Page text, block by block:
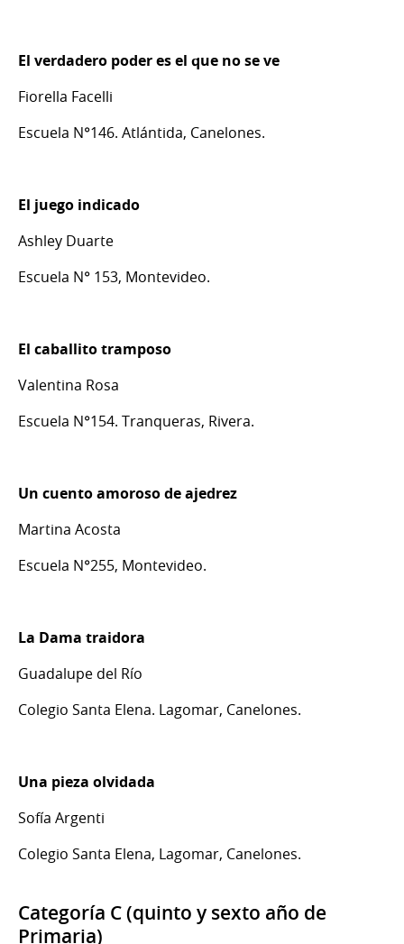
El verdadero poder es el que no se ve
Fiorella Facelli
Escuela N°146. Atlántida, Canelones.
El juego indicado
Ashley Duarte
Escuela N° 153, Montevideo.
El caballito tramposo
Valentina Rosa
Escuela N°154. Tranqueras, Rivera.
Un cuento amoroso de ajedrez
Martina Acosta
Escuela N°255, Montevideo.
La Dama traidora
Guadalupe del Río
Colegio Santa Elena. Lagomar, Canelones.
Una pieza olvidada
Sofía Argenti
Colegio Santa Elena, Lagomar, Canelones.
Categoría C (quinto y sexto año de
Primaria)